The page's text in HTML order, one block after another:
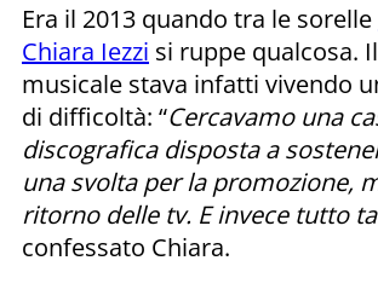
Era il 2013 quando tra le sorelle
Chiara Iezzi si ruppe qualcosa.
musicale stava infatti vivendo
di difficoltà: “Cercavamo una
discografica disposta a
una svolta per la promozione,
ritorno delle tv. E invece tutto
confessato Chiara.